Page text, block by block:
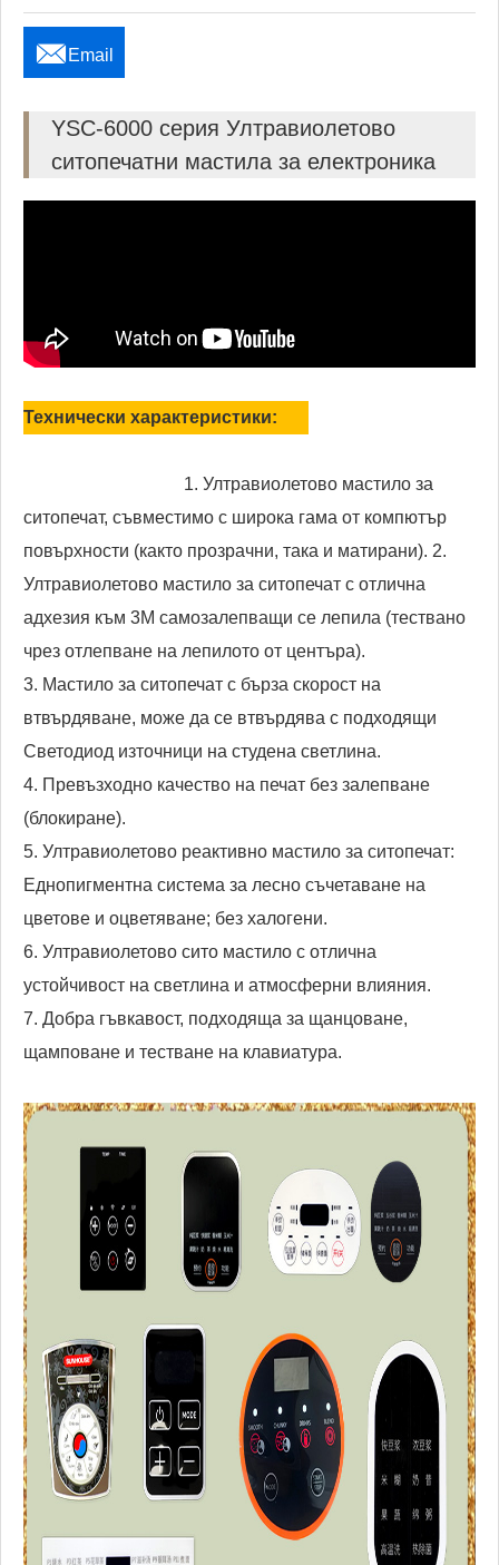
 Email
YSC-6000 серия Ултравиолетово
ситопечатни мастила за електроника
Технически характеристики:
1. Ултравиолетово мастило за
ситопечат, съвместимо с широка гама от компютър
повърхности (както прозрачни, така и матирани). 2.
Ултравиолетово мастило за ситопечат с отлична
адхезия към 3M самозалепващи се лепила (тествано
чрез отлепване на лепилото от центъра).
3. Мастило за ситопечат с бърза скорост на
втвърдяване, може да се втвърдява с подходящи
Светодиод източници на студена светлина.
4. Превъзходно качество на печат без залепване
(блокиране).
5. Ултравиолетово реактивно мастило за ситопечат:
Еднопигментна система за лесно съчетаване на
цветове и оцветяване; без халогени.
6. Ултравиолетово сито мастило с отлична
устойчивост на светлина и атмосферни влияния.
7. Добра гъвкавост, подходяща за щанцоване,
щамповане и тестване на клавиатура.